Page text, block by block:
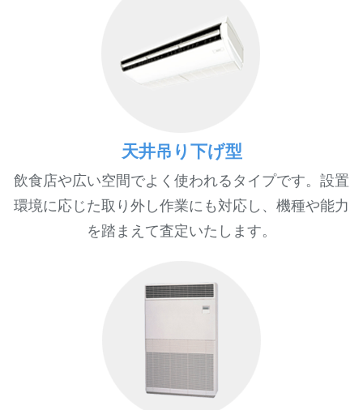
天井吊り下げ型
飲食店や広い空間でよく使われるタイプです。設置
環境に応じた取り外し作業にも対応し、機種や能力
を踏まえて査定いたします。